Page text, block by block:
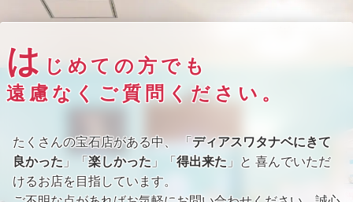
はじめての方でも
遠慮なくご質問ください。
たくさんの宝石店がある中、 「ディアスワタナベにきて
良かった」「楽しかった 」「得出来た 」と 喜んでいただ
けるお店を目指しています。